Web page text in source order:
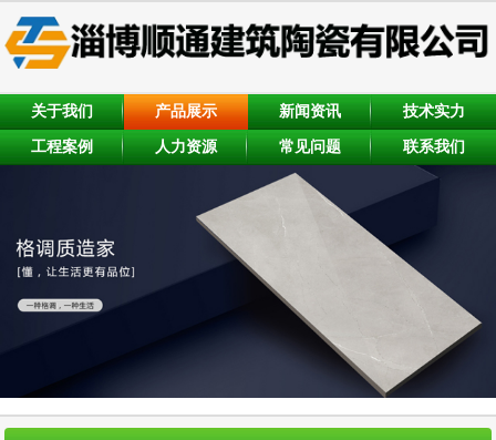
关于我们 产品展示 新闻资讯 技术实力
工程案例 人力资源 常见问题 联系我们